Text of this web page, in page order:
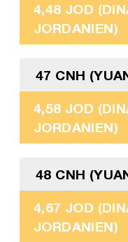
4,48 JOD
JORDANIEN)
47 CNH
4,58 JOD
JORDANIEN)
48 CNH
4,67 JOD
JORDANIEN)